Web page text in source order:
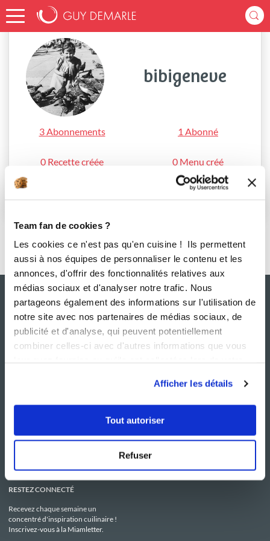
Team fan de cookies ?
Les cookies ce n'est pas qu'en cuisine ! Ils permettent
aussi à nos équipes de personnaliser le contenu et les
annonces, d'offrir des fonctionnalités relatives aux
médias sociaux et d'analyser notre trafic. Nous
partageons également des informations sur l'utilisation de
notre site avec nos partenaires de médias sociaux, de
publicité et d'analyse, qui peuvent potentiellement
combiner celles-ci avec d'autres informations que vous
Afficher les détails
Tout autoriser
Refuser
Accueil bibigeneve
bibigeneve
3 Abonnements 1 Abonné
0 Recette créée 0 Menu créé
Le Mag'
Boutique
C.G.U
Politique de confidentialité
Utilisation des Cookies
RESTEZ CONNECTÉ
Recevez chaque semaine un
concentré d'inspiration cuilinaire !
Inscrivez-vous à la Miamletter.